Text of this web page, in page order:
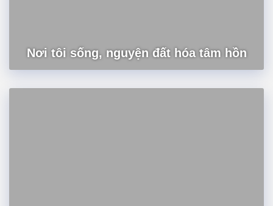
Nơi tôi sống, nguyện đất hóa tâm hồn